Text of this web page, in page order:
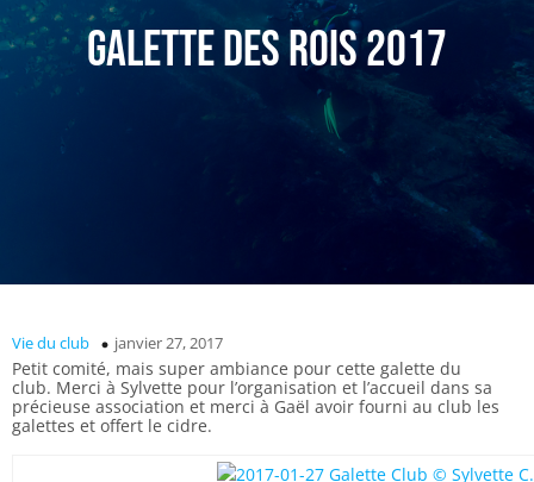
Galette des rois 2017
Vie du club janvier 27, 2017
Petit comité, mais super ambiance pour cette galette du
club. Merci à Sylvette pour l’organisation et l’accueil dans sa
précieuse association et merci à Gaël avoir fourni au club les
galettes et offert le cidre.